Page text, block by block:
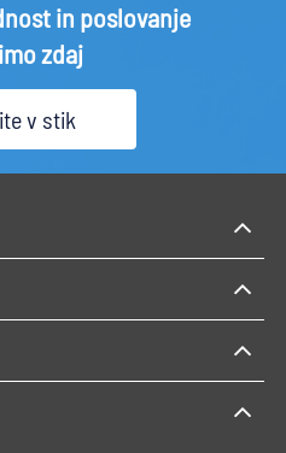
in poslovanje
zdaj
v stik